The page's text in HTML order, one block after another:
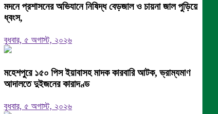
মদনে প্রশাসনের অভিযানে নিষিদ্ধ বেড়জাল ও চায়না জাল পুড়িয়ে
ধ্বংস,
বুধবার, ৫ অগাস্ট, ২০২৬
মহেশপুরে ১৫০ পিস ইয়াবাসহ মাদক কারবারি আটক, ভ্রাম্যমাণ
আদালতে দুইজনের কারাদণ্ড
বুধবার, ৫ অগাস্ট, ২০২৬